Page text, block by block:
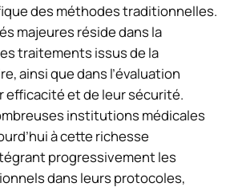
des méthodes traditionnelles.
majeures réside dans la
traitements issus de la
ainsi que dans l’évaluation
efficacité et de leur sécurité.
institutions médicales
à cette richesse
progressivement les
dans leurs protocoles,